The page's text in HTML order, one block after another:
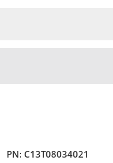
PN: C13T08034021